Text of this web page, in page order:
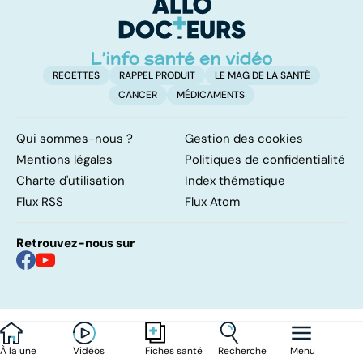
À la une Vidéos Fiches santé Recherche Menu
RECETTES RAPPEL PRODUIT
LE MAG DE LA SANTÉ
CANCER
MÉDICAMENTS
Qui sommes-nous ?
Gestion des cookies
Mentions légales
Politiques de confidentialité
Charte d'utilisation
Index thématique
Flux RSS
Flux Atom
Retrouvez-nous sur